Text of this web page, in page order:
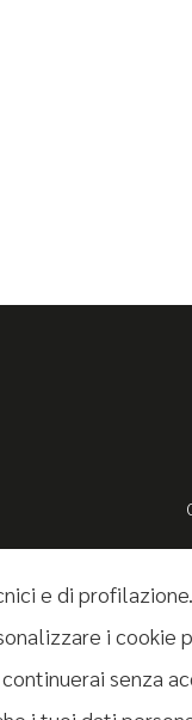
e di profilazione.
i cookie
senza